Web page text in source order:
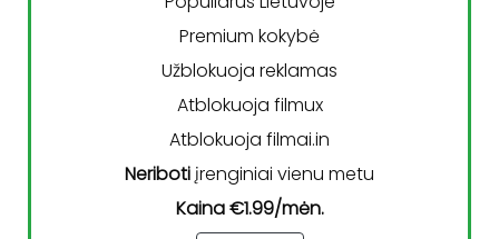
Premium kokybė
Užblokuoja reklamas
Atblokuoja filmux
Atblokuoja filmai.in
Neribotiįrenginiai vienu metu
Kaina €1.99/mėn.